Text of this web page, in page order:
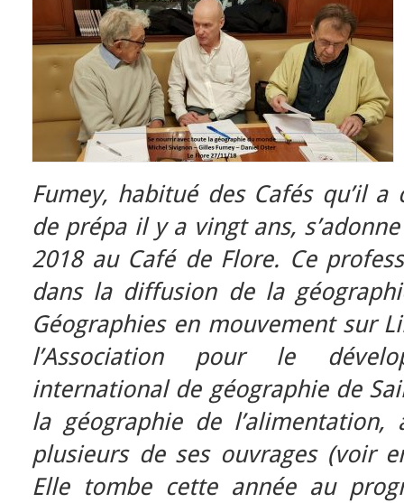
Fumey, habitué des Cafés qu’il a
de prépa il y a vingt ans,
2018 au Café de Flore. Ce
dans la diffusion de la
Géographies en mouvement sur
l’Association pour le
international de géographie de
la géographie de
plusieurs de ses ouvrages (voir
Elle tombe cette année au